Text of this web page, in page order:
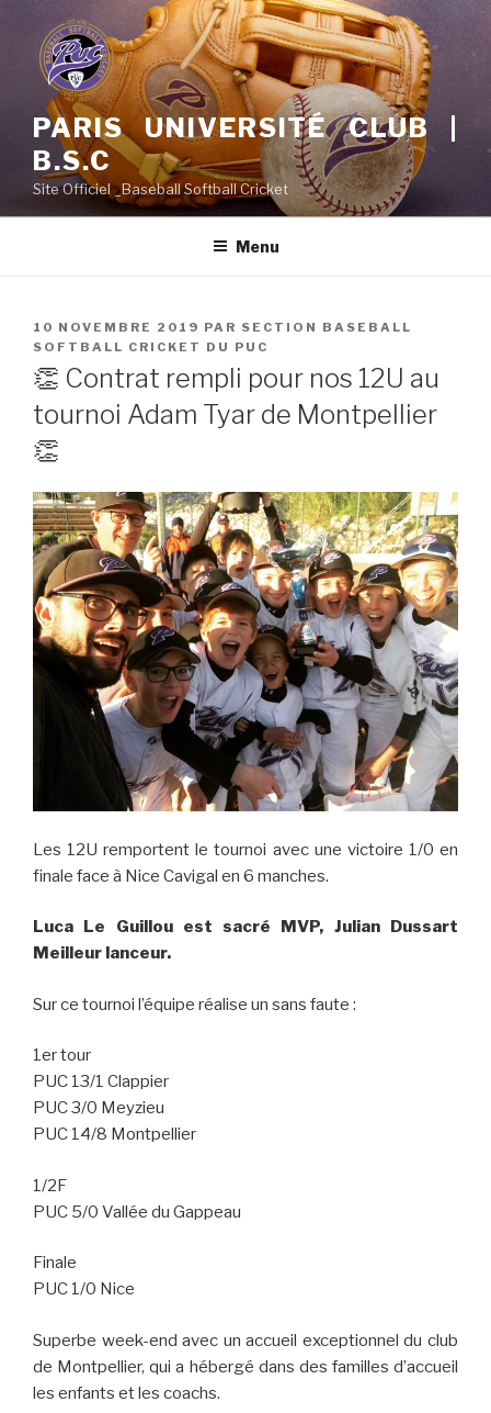
contenu
principal
PARIS UNIVERSITÉ CLUB |
B.S.C
Site Officiel _Baseball Softball Cricket
Menu
PUBLIÉ
LE
10 NOVEMBRE 2019 PAR SECTION BASEBALL
SOFTBALL CRICKET DU PUC
👏 Contrat rempli pour nos 12U au
tournoi Adam Tyar de Montpellier
👏
Les 12U remportent le tournoi avec une victoire 1/0 en
finale face à Nice Cavigal en 6 manches.
Luca Le Guillou est sacré MVP, Julian Dussart
Meilleur lanceur.
Sur ce tournoi l’équipe réalise un sans faute :
1er tour
PUC 13/1 Clappier
PUC 3/0 Meyzieu
PUC 14/8 Montpellier
1/2F
PUC 5/0 Vallée du Gappeau
Finale
PUC 1/0 Nice
Superbe week-end avec un accueil exceptionnel du club
de Montpellier, qui a hébergé dans des familles d’accueil
les enfants et les coachs.